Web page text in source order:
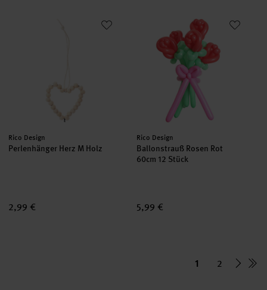
Perlenhänger Herz M Holz
Hersteller:
Rico Design
Perlenhänger Herz M Holz
2,99 €
Ballonstrauß Rosen Rot
Hersteller:
Rico Design
Ballonstrauß Rosen Rot
60cm 12 Stück
5,99 €
1 2